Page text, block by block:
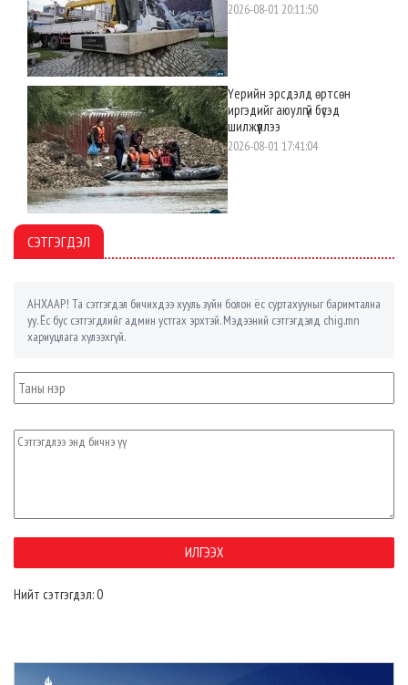
2026-08-01 20:11:50
Үерийн эрсдэлд өртсөн
иргэдийг аюулгүй бүсэд
шилжүүллээ
2026-08-01 17:41:04
СЭТГЭГДЭЛ
АНХААР! Та сэтгэгдэл бичихдээ хууль зүйн болон ёс суртахууныг баримтална
уу. Ёс бус сэтгэгдлийг админ устгах эрхтэй. Мэдээний сэтгэгдэлд chig.mn
хариуцлага хүлээхгүй.
Нийт сэтгэгдэл: 0